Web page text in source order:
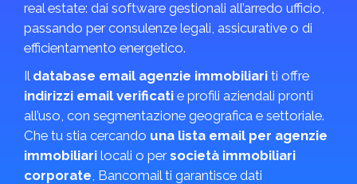
real estate: dai software gestionali all’arredo ufficio,
passando per consulenze legali, assicurative o di
efficientamento energetico.
Il database email agenzie immobiliari ti offre
indirizzi email verificati e profili aziendali pronti
all’uso, con segmentazione geografica e settoriale.
Che tu stia cercando una lista email per agenzie
immobiliari locali o persocietà immobiliari
corporate, Bancomail ti garantisce dati